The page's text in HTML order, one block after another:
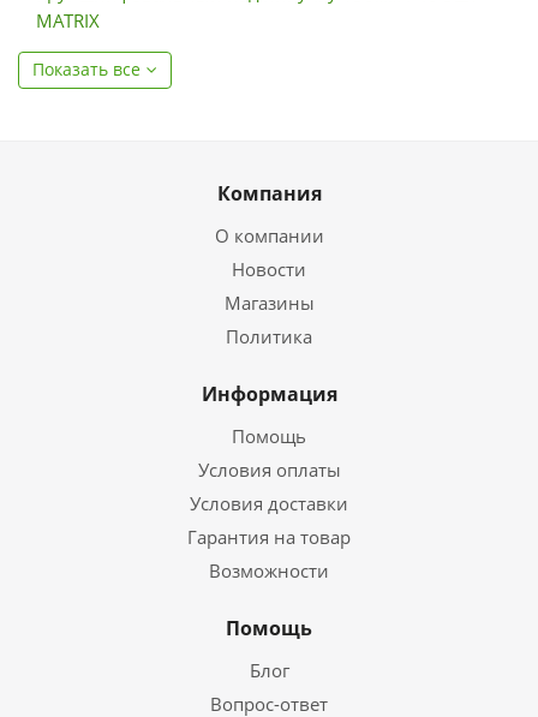
MATRIX
Показать все
Компания
О компании
Новости
Магазины
Политика
Информация
Помощь
Условия оплаты
Условия доставки
Гарантия на товар
Возможности
Помощь
Блог
Вопрос-ответ